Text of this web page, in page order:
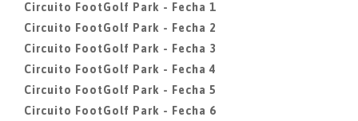
Circuito FootGolf Park - Fecha 1
Circuito FootGolf Park - Fecha 2
Circuito FootGolf Park - Fecha 3
Circuito FootGolf Park - Fecha 4
Circuito FootGolf Park - Fecha 5
Circuito FootGolf Park - Fecha 6